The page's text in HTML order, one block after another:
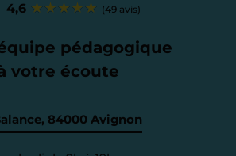
4,6 (49 avis)
pédagogique
votre écoute
84000 Avignon